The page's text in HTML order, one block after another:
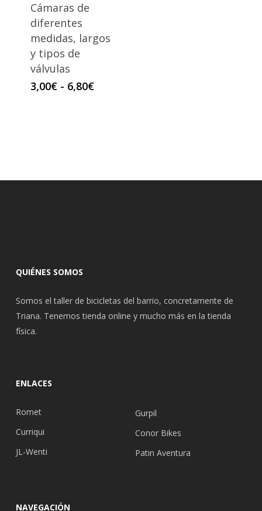
múltiples
variantes.
Las
opciones
pueden
Cámaras de
diferentes
medidas, largos
y tipos de
válvulas
3,00€ - 6,80€Rango
QUIÉNES SOMOS
Somos el taller de bicicletas del barrio, concretamente de
Triana. Tenemos tienda online y mucho más en la tienda
física.
ENLACES
Romet
Curriqui
JL-Wenti
Gurpil
Conor Bikes
Patin Aventura
NAVEGACIÓN